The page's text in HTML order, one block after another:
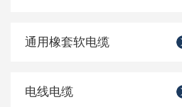
通用橡套软电缆
电线电缆